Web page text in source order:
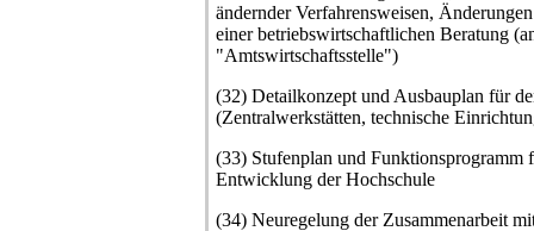
ändernder Verfahrensweisen,
einer betriebswirtschaftlichen Beratung
"Amtswirtschaftsstelle")
(32) Detailkonzept und Ausbauplan für
(Zentralwerkstätten, technische
(33) Stufenplan und Funktionsprogramm
Entwicklung der Hochschule
(34) Neuregelung der Zusammenarbeit